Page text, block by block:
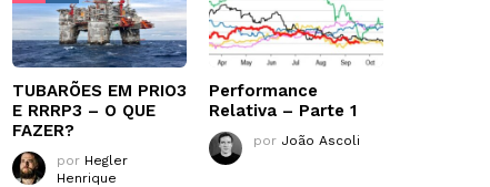
TUBARÕES EM PRIO3
E RRRP3 – O QUE
FAZER?
por Hegler
Henrique
Performance
Relativa – Parte 1
por João Ascoli